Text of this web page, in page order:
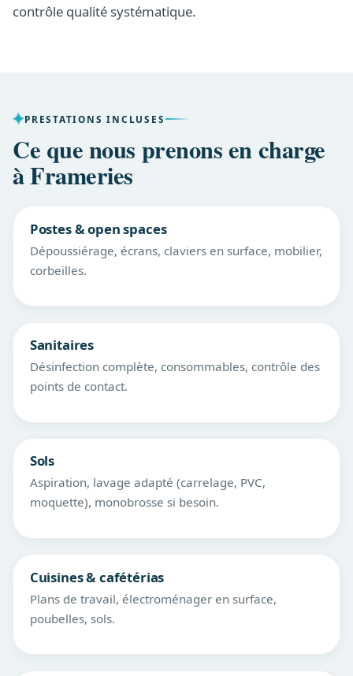
contrôle qualité systématique.
PRESTATIONS INCLUSES
Ce que nous prenons en charge
à Frameries
Postes & open spaces
Dépoussiérage, écrans, claviers en surface, mobilier,
corbeilles.
Sanitaires
Désinfection complète, consommables, contrôle des
points de contact.
Sols
Aspiration, lavage adapté (carrelage, PVC,
moquette), monobrosse si besoin.
Cuisines & cafétérias
Plans de travail, électroménager en surface,
poubelles, sols.